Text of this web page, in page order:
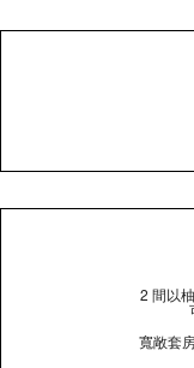
2 間以
寬敞套